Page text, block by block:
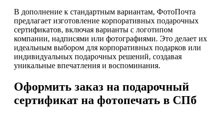
В дополнение к стандартным вариантам, ФотоПочта
предлагает изготовление корпоративных подарочных
сертификатов, включая варианты с логотипом
компании, надписями или фотографиями. Это делает их
идеальным выбором для корпоративных подарков или
индивидуальных подарочных решений, создавая
уникальные впечатления и воспоминания.
Оформить заказ на подарочный
сертификат на фотопечать в СПб